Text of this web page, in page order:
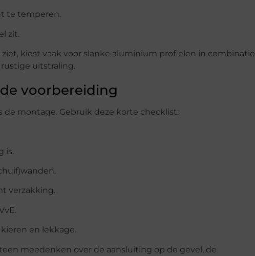
te temperen.
zit.
kiest vaak voor slanke aluminium profielen in combinatie
uitstraling.
voorbereiding
montage. Gebruik deze korte checklist:
is.
verzakking.
en lekkage.
meedenken over de aansluiting op de gevel, de